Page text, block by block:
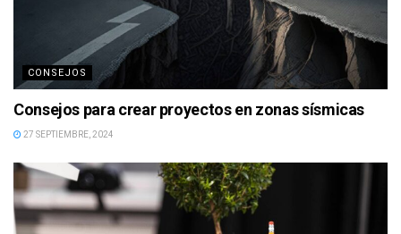
CONSEJOS
Consejos para crear proyectos en zonas sísmicas
27 SEPTIEMBRE, 2024